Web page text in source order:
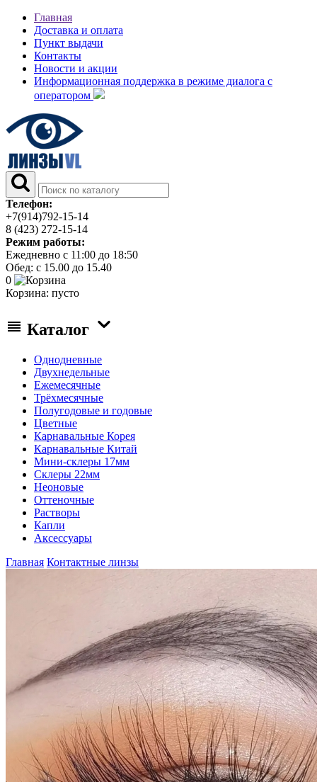
Главная
Доставка и оплата
Пункт выдачи
Контакты
Новости и акции
Информационная поддержка в режиме диалога с
оператором
Телефон:
+7(914)792-15-14
8 (423) 272-15-14
Режим работы:
Ежедневно с 11:00 до 18:50
Обед: с 15.00 до 15.40
0
Корзина: пусто
Каталог
Однодневные
Двухнедельные
Ежемесячные
Трёхмесячные
Полугодовые и годовые
Цветные
Карнавальные Корея
Карнавальные Китай
Мини-склеры 17мм
Склеры 22мм
Неоновые
Оттеночные
Растворы
Капли
Аксессуары
Главная Контактные линзы